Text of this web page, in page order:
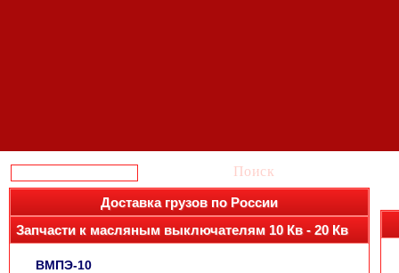
Поиск
Доставка грузов по России
Запчасти к масляным выключателям 10 Кв - 20 Кв
ВМПЭ-10